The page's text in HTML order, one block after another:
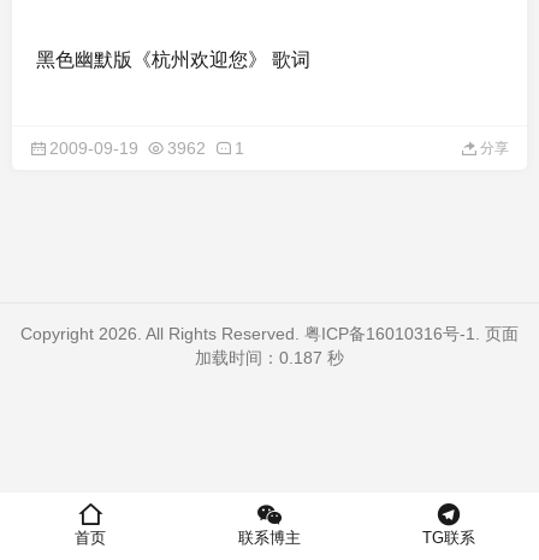
黑色幽默版《杭州欢迎您》 歌词
2009-09-19 3962 1 分享
Copyright 2026. All Rights Reserved. 粤ICP备16010316号-1
. 页面
加载时间：0.187 秒
首页 联系博主 TG联系